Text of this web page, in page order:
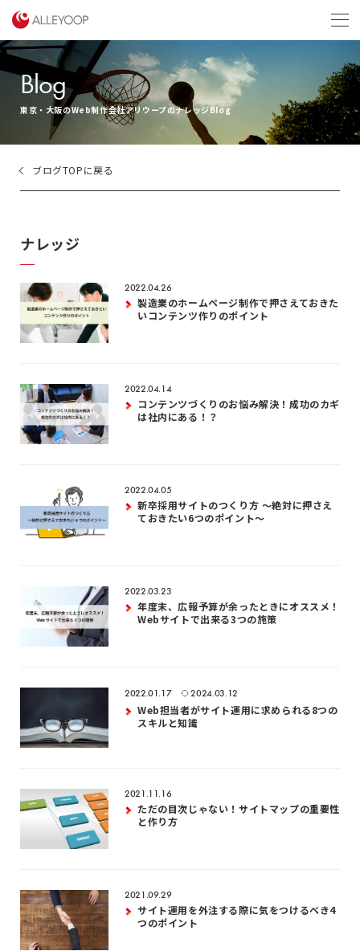
Blog
東京・大阪のWeb制作会社アリウープのナレッジBlog
ブログTOPに戻る
ナレッジ
2022.04.26
製造業のホームページ制作で押さえておきた
いコンテンツ作りのポイント
2022.04.14
コンテンツづくりのお悩み解決！成功のカギ
は社内にある！？
2022.04.05
新卒採用サイトのつくり方 〜絶対に押さえ
ておきたい6つのポイント〜
2022.03.23
年度末、広報予算が余ったときにオススメ！
Webサイトで出来る3つの施策
2022.01.17 2024.03.12
Web担当者がサイト運用に求められる8つの
スキルと知識
2021.11.16
ただの目次じゃない！サイトマップの重要性
と作り方
2021.09.29
サイト運用を外注する際に気をつけるべき4
つのポイント